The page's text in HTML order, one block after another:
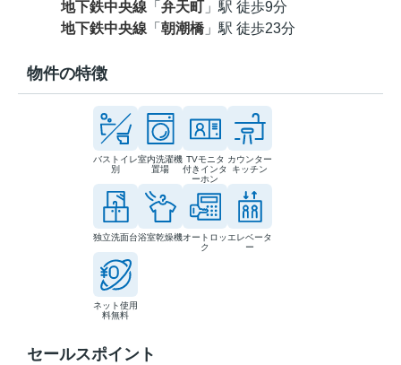
地下鉄中央線 「 弁天町 」駅 徒歩9分
地下鉄中央線 「 朝潮橋」駅 徒歩23分
物件の特徴
バストイレ
別
室内洗濯機
置場
TVモニタ
付きインタ
ーホン
カウンター
キッチン
独立洗面台浴室乾燥機オートロッ
ク
エレベータ
ー
ネット使用
料無料
セールスポイント